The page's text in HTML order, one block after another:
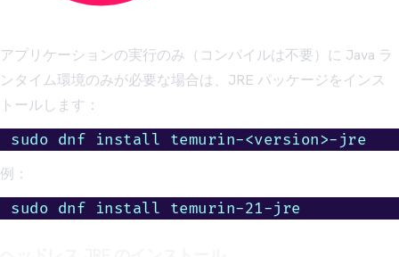
アプリケーションの実行のみ（コンパイルは不要）に Java ラ
ンタイム環境のみが必要な場合は、JRE パッケージをインス
トールします：
sudo dnf install temurin-<version>-jre
例：
sudo dnf install temurin-21-jre